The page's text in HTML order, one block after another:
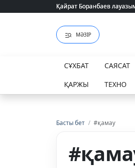
Қайрат Боранбаев
Қайрат Боранбаев
МӘЗІР
СҰХБАТ САЯСАТ
ҚАРЖЫ
ТЕХНО
Басты бет / #қамау